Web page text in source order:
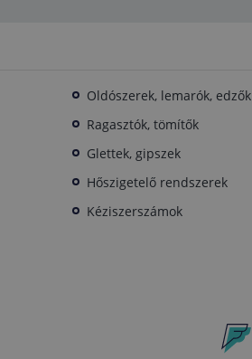
Oldószerek, lemarók, edzők
Ragasztók, tömítők
Glettek, gipszek
Hőszigetelő rendszerek
Kéziszerszámok